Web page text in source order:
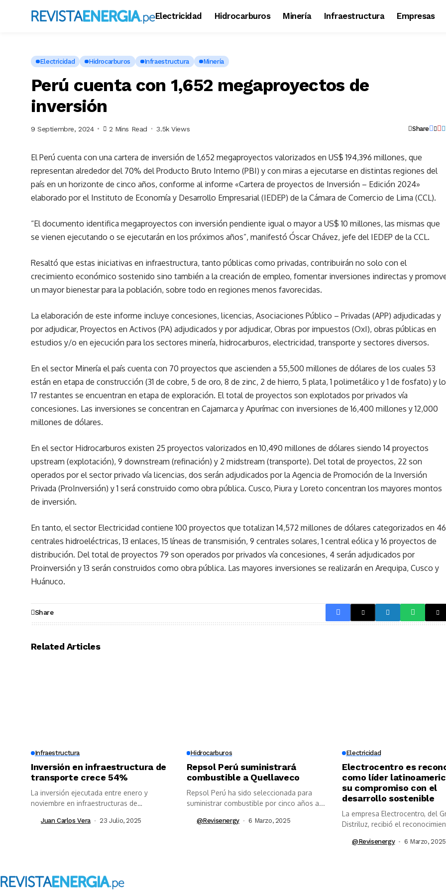
Electricidad Hidrocarburos Minería Infraestructura Empresas
Electricidad Hidrocarburos Infraestructura Minería
Perú cuenta con 1,652 megaproyectos de
inversión
9 Septiembre, 2024 2 Mins Read 3.5k Views Share
El Perú cuenta con una cartera de inversión de 1,652 megaproyectos valorizados en US$ 194,396 millones, que
representan alrededor del 70% del Producto Bruto Interno (PBI) y con miras a ejecutarse en distintas regiones del
país en un horizonte de cinco años, conforme al informe «Cartera de proyectos de Inversión – Edición 2024»
elaborado por el Instituto de Economía y Desarrollo Empresarial (IEDEP) de la Cámara de Comercio de Lima (CCL).
“El documento identifica megaproyectos con inversión pendiente igual o mayor a US$ 10 millones, las mismas que
se vienen ejecutando o se ejecutarán en los próximos años”, manifestó Óscar Chávez, jefe del IEDEP de la CCL.
Resaltó que estas iniciativas en infraestructura, tanto públicas como privadas, contribuirán no solo con el
crecimiento económico sostenido sino también a la creación de empleo, fomentar inversiones indirectas y
un mayor bienestar para la población, sobre todo en regiones menos favorecidas.
La elaboración de este informe incluye concesiones, licencias, Asociaciones Público – Privadas (APP) adjudicadas y
por adjudicar, Proyectos en Activos (PA) adjudicados y por adjudicar, Obras por impuestos (OxI), obras públicas en
estudios y/o en ejecución para los sectores minería, hidrocarburos, electricidad, transporte y sectores diversos.
En el sector Minería el país cuenta con 70 proyectos que ascienden a 55,500 millones de dólares de los cuales 53
están en etapa de construcción (31 de cobre, 5 de oro, 8 de zinc, 2 de hierro, 5 plata, 1 polimetálico y 1 de fosfato) y
17 restantes se encuentran en etapa de exploración. El total de proyectos son explotados por privados vía
concesiones. Las inversiones se concentran en Cajamarca y Apurímac con inversiones de 16,400 millones y 12,000
millones de dólares.
En el sector Hidrocarburos existen 25 proyectos valorizados en 10,490 millones de dólares siendo 14 proyectos
upstream (explotación), 9 downstream (refinación) y 2 midstream (transporte). Del total de proyectos, 22 son
operados por el sector privado vía licencias, dos serán adjudicados por la Agencia de Promoción de la Inversión
Privada (ProInversión) y 1 será construido como obra pública. Cusco, Piura y Loreto concentran los mayores montos
de inversión.
En tanto, el sector Electricidad contiene 100 proyectos que totalizan 14,572 millones de dólares categorizados en 46
centrales hidroeléctricas, 13 enlaces, 15 líneas de transmisión, 9 centrales solares, 1 central eólica y 16 proyectos de
distribución. Del total de proyectos 79 son operados por privados vía concesiones, 4 serán adjudicados por
Proinversión y 13 serán construidos como obra pública. Las mayores inversiones se realizarán en Arequipa, Cusco y
Huánuco.
Share
Related Articles
Infraestructura
Inversión en infraestructura de
transporte crece 54%
La inversión ejecutada entre enero y
noviembre en infraestructuras de
Juan Carlos Vera 23 Julio, 2025
Hidrocarburos
Repsol Perú suministrará
combustible a Quellaveco
Repsol Perú ha sido seleccionada para
suministrar combustible por cinco años a...
@revisenergy 6 Marzo, 2025
Electricidad
Electrocentro es
como líder
su compromiso con el
desarrollo sostenible
La empresa Electrocentro, del
Distriluz, recibió el
@revisenergy 6 Marzo, 2025